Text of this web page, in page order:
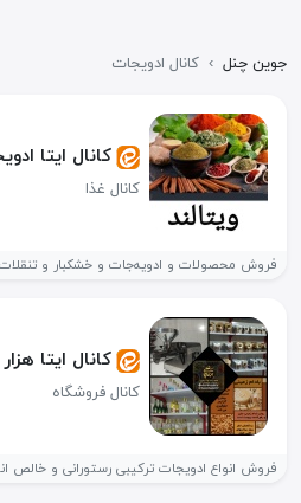
جوین چنل › کانال ادویجات
کانال ایتا
کانال غذا
فروش محصولات و ادویه‌جات و خشکبار و تنقلات
کانال ایتا
کانال فروشگاه
فروش انواع ادویجات ترکیبی رستورانی و خالص